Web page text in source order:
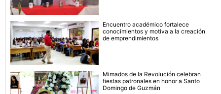
Encuentro académico fortalece
conocimientos y motiva a la creación
de emprendimientos
Mimados de la Revolución celebran
fiestas patronales en honor a Santo
Domingo de Guzmán